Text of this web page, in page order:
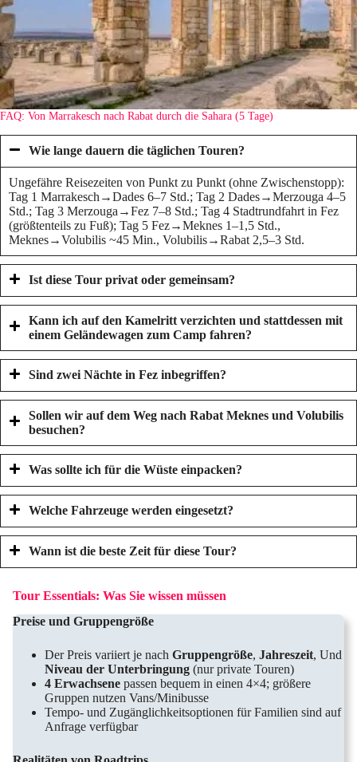
FAQ: Von Marrakesch nach Rabat durch die Sahara (5 Tage)
Wie lange dauern die täglichen Touren?
Ungefähre Reisezeiten von Punkt zu Punkt (ohne Zwischenstopp):
Tag 1 Marrakesch→Dades 6–7 Std.; Tag 2 Dades→Merzouga 4–5
Std.; Tag 3 Merzouga→Fez 7–8 Std.; Tag 4 Stadtrundfahrt in Fez
(größtenteils zu Fuß); Tag 5 Fez→Meknes 1–1,5 Std.,
Meknes→Volubilis ~45 Min., Volubilis→Rabat 2,5–3 Std.
Ist diese Tour privat oder gemeinsam?
Kann ich auf den Kamelritt verzichten und stattdessen mit
einem Geländewagen zum Camp fahren?
Sind zwei Nächte in Fez inbegriffen?
Sollen wir auf dem Weg nach Rabat Meknes und Volubilis
besuchen?
Was sollte ich für die Wüste einpacken?
Welche Fahrzeuge werden eingesetzt?
Wann ist die beste Zeit für diese Tour?
Tour Essentials: Was Sie wissen müssen
Preise und Gruppengröße
Der Preis variiert je nach Gruppengröße, Jahreszeit, Und
Niveau der Unterbringung (nur private Touren)
4 Erwachsene passen bequem in einen 4×4; größere
Gruppen nutzen Vans/Minibusse
Tempo- und Zugänglichkeitsoptionen für Familien sind auf
Anfrage verfügbar